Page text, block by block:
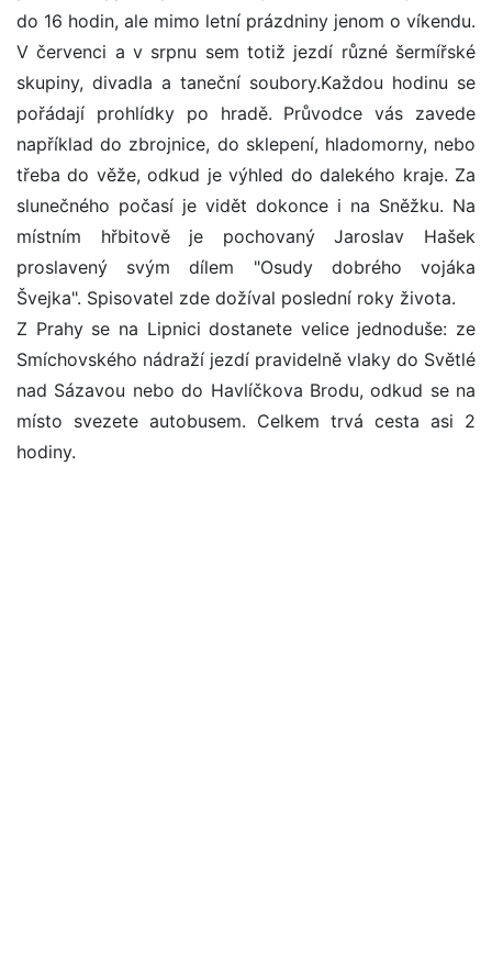
do 16 hodin, ale mimo letní prázdniny jenom o víkendu.
V červenci a v srpnu sem totiž jezdí různé šermířské
skupiny, divadla a taneční soubory.Každou hodinu se
pořádají prohlídky po hradě. Průvodce vás zavede
například do zbrojnice, do sklepení, hladomorny, nebo
třeba do věže, odkud je výhled do dalekého kraje. Za
slunečného počasí je vidět dokonce i na Sněžku. Na
místním hřbitově je pochovaný Jaroslav Hašek
proslavený svým dílem "Osudy dobrého vojáka
Švejka". Spisovatel zde dožíval poslední roky života.
Z Prahy se na Lipnici dostanete velice jednoduše: ze
Smíchovského nádraží jezdí pravidelně vlaky do Světlé
nad Sázavou nebo do Havlíčkova Brodu, odkud se na
místo svezete autobusem. Celkem trvá cesta asi 2
hodiny.